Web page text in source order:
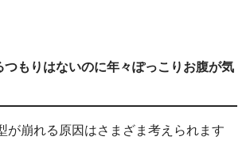
つもりはないのに年々ぽっこりお腹が気
が崩れる原因はさまざま考えられます